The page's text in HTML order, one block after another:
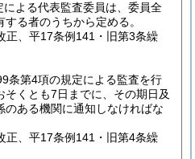
よる代表監査委員は、委員全
る者のうちから定める。
正、平17条例141・旧第3条繰
条第4項の規定による監査を行
そくとも7日までに、その期日及
のある機関に通知しなければな
正、平17条例141・旧第4条繰